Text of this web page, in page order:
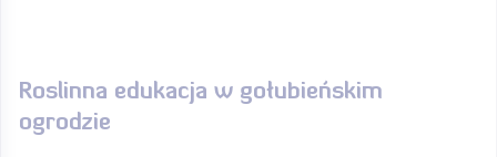
Roslinna edukacja w gołubieńskim
ogrodzie